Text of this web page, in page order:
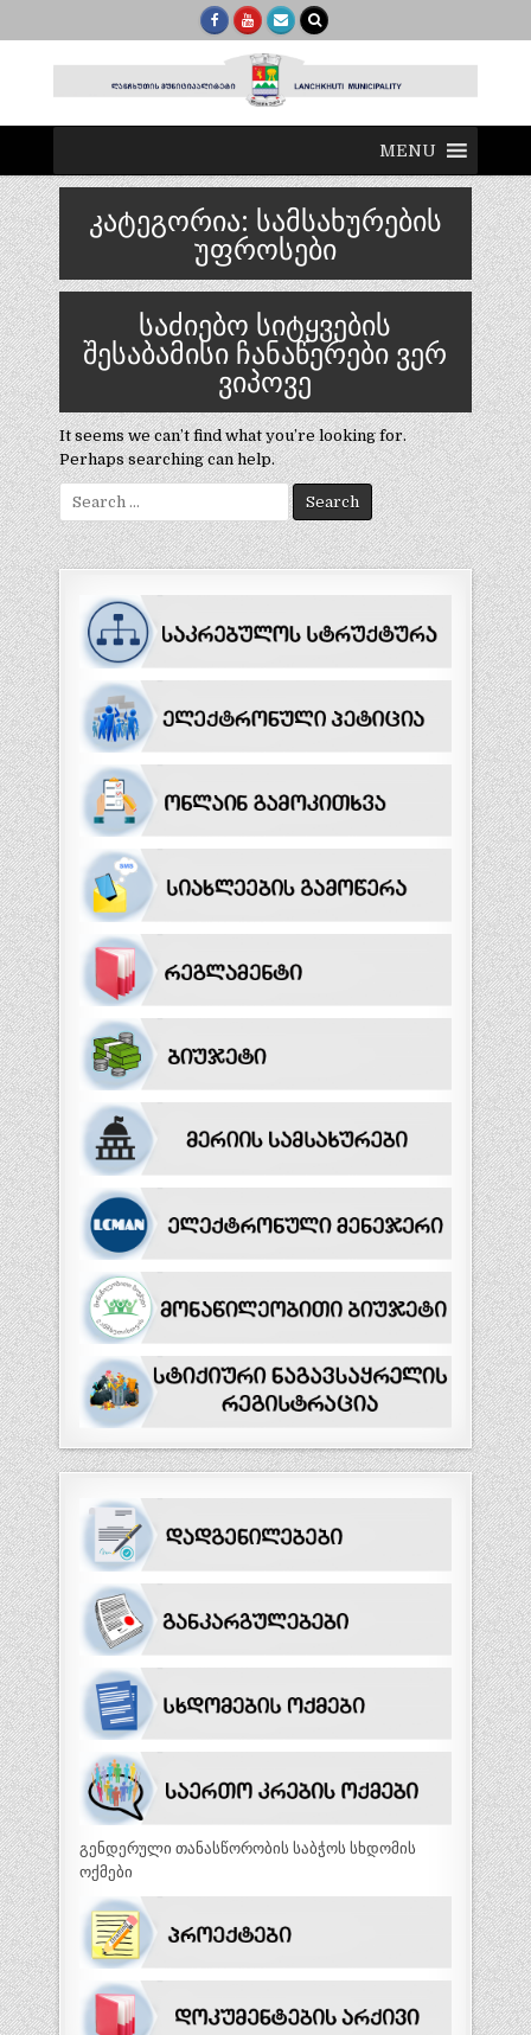
MENU
კატეგორია: სამსახურების
უფროსები
საძიებო სიტყვების
შესაბამისი ჩანაწერები ვერ
ვიპოვე
It seems we can’t find what you’re looking for.
Perhaps searching can help.
Search
for:
გენდერული თანასწორობის საბჭოს სხდომის
ოქმები